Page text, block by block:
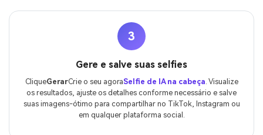
3
Gere e salve suas selfies
CliqueGerarCrie o seu agoraSelfie de IA na cabeça . Visualize
os resultados, ajuste os detalhes conforme necessário e salve
suas imagens-ótimo para compartilhar no TikTok, Instagram ou
em qualquer plataforma social.